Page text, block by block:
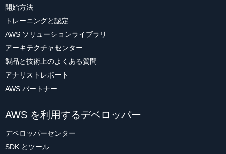
開始方法
トレーニングと認定
AWS ソリューションライブラリ
アーキテクチャセンター
製品と技術上のよくある質問
アナリストレポート
AWS パートナー
AWS を利用するデベロッパー
デベロッパーセンター
SDK とツール